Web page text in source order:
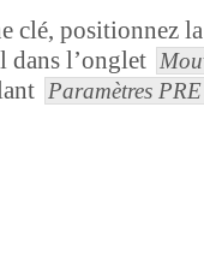
clé, positionnez
dans l’onglet
Paramètres PRE